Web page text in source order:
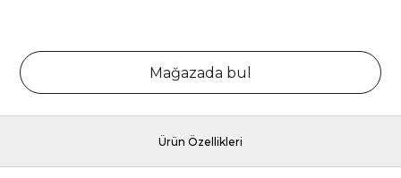
Mağazada bul
Ürün Özellikleri